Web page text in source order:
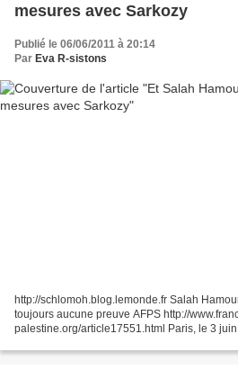
mesures avec Sarkozy
Publié le 06/06/2011 à 20:14
Par Eva R-sistons
http://schlomoh.blog.lemonde.fr Salah
toujours aucune preuve AFPS http://
palestine.org/article17551.html Paris, le 3